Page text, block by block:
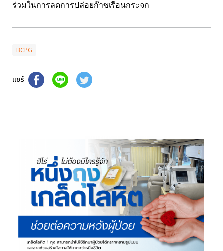
ร่วมในการลดการปล่อยก๊าซเรือนกระจก
BCPG
แชร์